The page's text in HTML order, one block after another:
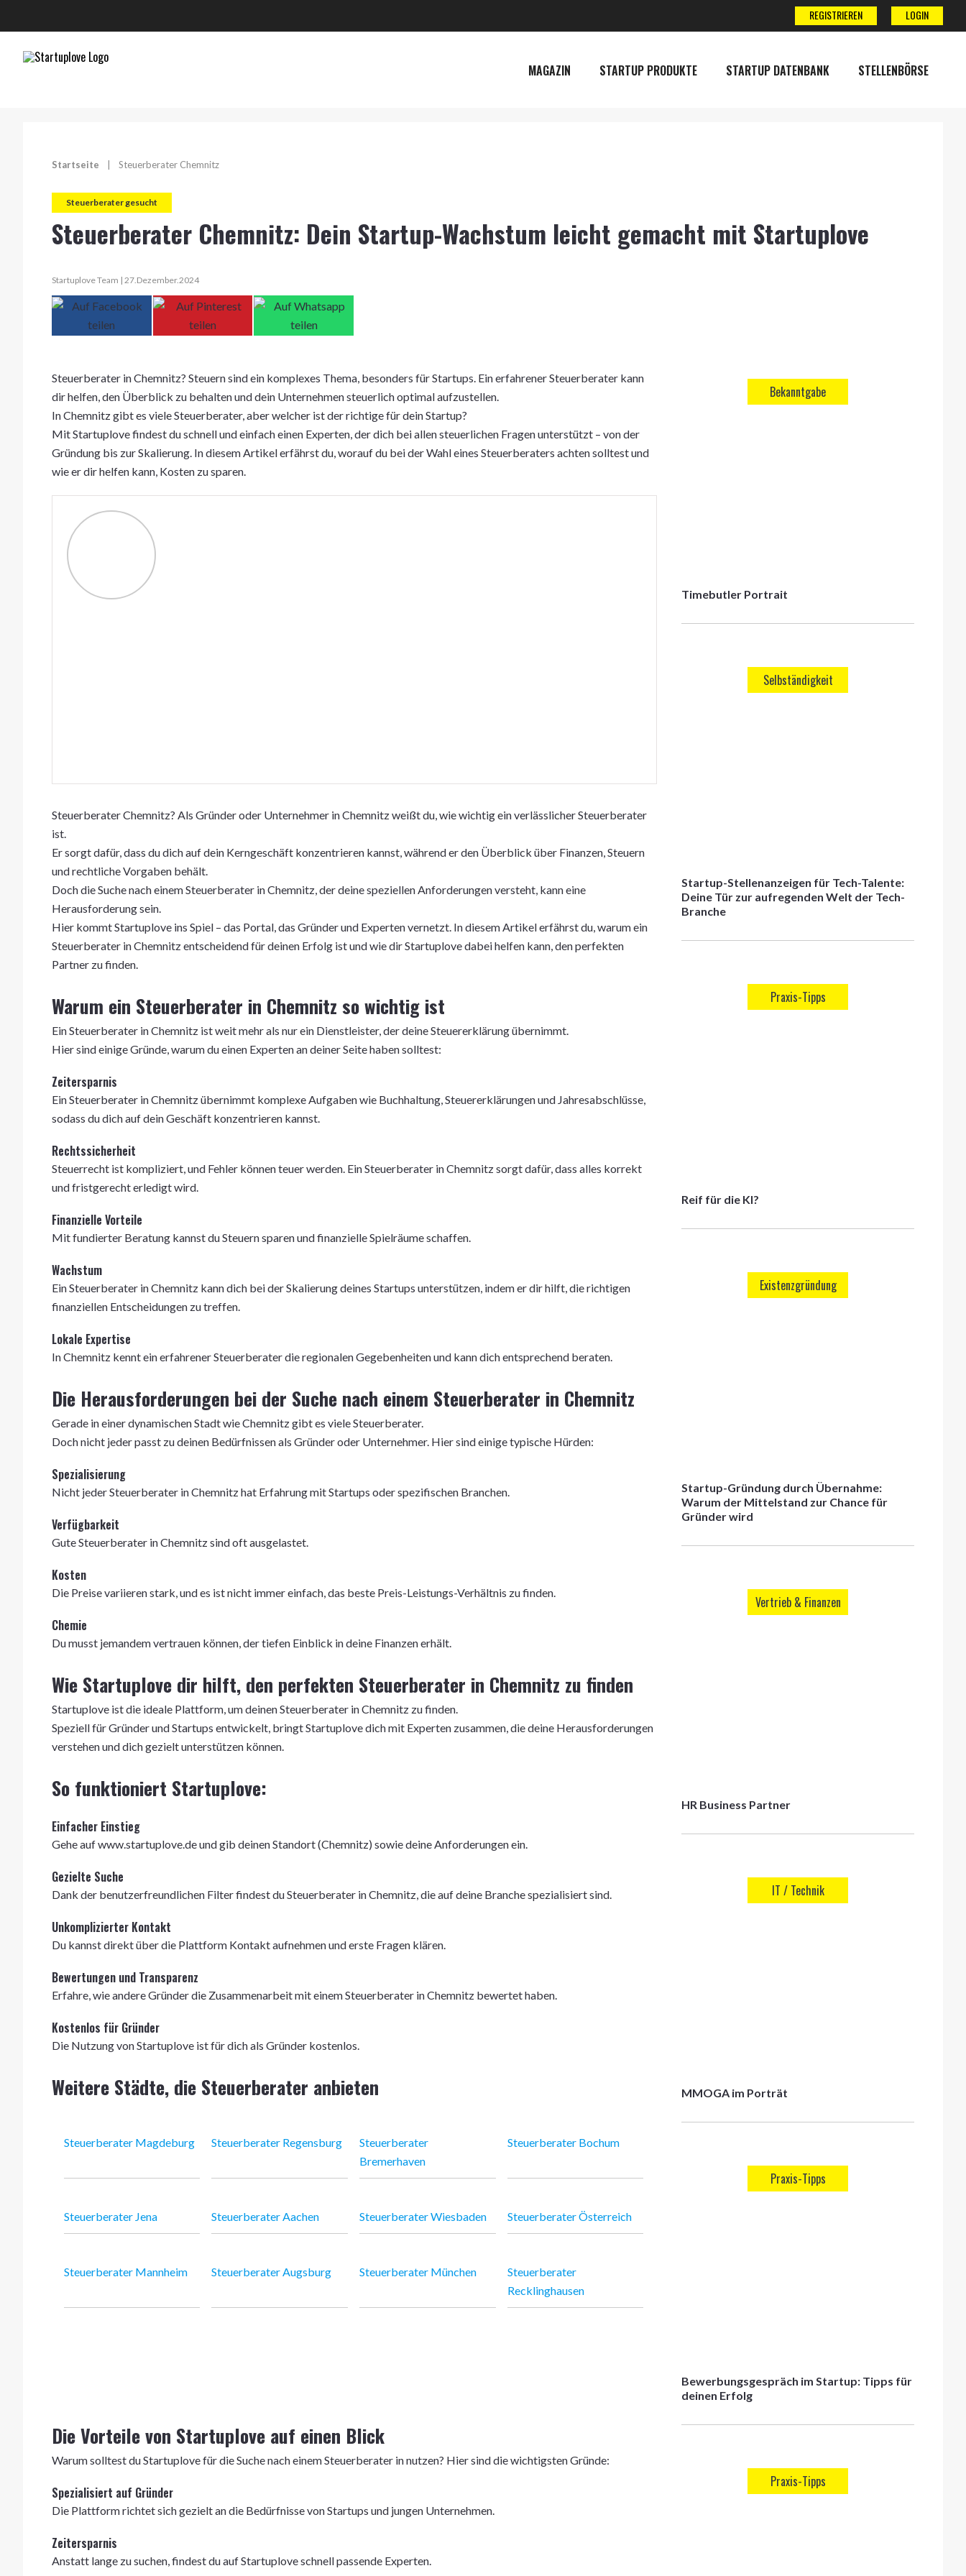
LOGIN
REGISTRIEREN
MAGAZIN STARTUP PRODUKTE STARTUP DATENBANK STELLENBÖRSE
Startseite Steuerberater Chemnitz
Steuerberater gesucht
Steuerberater Chemnitz: Dein Startup-Wachstum leicht gemacht mit Startuplove
Startuplove Team | 27.Dezember.2024
Steuerberater in Chemnitz? Steuern sind ein komplexes Thema, besonders für Startups. Ein erfahrener Steuerberater kann
dir helfen, den Überblick zu behalten und dein Unternehmen steuerlich optimal aufzustellen.
In Chemnitz gibt es viele Steuerberater, aber welcher ist der richtige für dein Startup?
Mit Startuplove findest du schnell und einfach einen Experten, der dich bei allen steuerlichen Fragen unterstützt – von der
Gründung bis zur Skalierung. In diesem Artikel erfährst du, worauf du bei der Wahl eines Steuerberaters achten solltest und
wie er dir helfen kann, Kosten zu sparen.
Steuerberater Chemnitz? Als Gründer oder Unternehmer in Chemnitz weißt du, wie wichtig ein verlässlicher Steuerberater
ist.
Er sorgt dafür, dass du dich auf dein Kerngeschäft konzentrieren kannst, während er den Überblick über Finanzen, Steuern
und rechtliche Vorgaben behält.
Doch die Suche nach einem Steuerberater in Chemnitz, der deine speziellen Anforderungen versteht, kann eine
Herausforderung sein.
Hier kommt Startuplove ins Spiel – das Portal, das Gründer und Experten vernetzt. In diesem Artikel erfährst du, warum ein
Steuerberater in Chemnitz entscheidend für deinen Erfolg ist und wie dir Startuplove dabei helfen kann, den perfekten
Partner zu finden.
Warum ein Steuerberater in Chemnitz so wichtig ist
Ein Steuerberater in Chemnitz ist weit mehr als nur ein Dienstleister, der deine Steuererklärung übernimmt.
Hier sind einige Gründe, warum du einen Experten an deiner Seite haben solltest:
Zeitersparnis
Ein Steuerberater in Chemnitz übernimmt komplexe Aufgaben wie Buchhaltung, Steuererklärungen und Jahresabschlüsse,
sodass du dich auf dein Geschäft konzentrieren kannst.
Rechtssicherheit
Steuerrecht ist kompliziert, und Fehler können teuer werden. Ein Steuerberater in Chemnitz sorgt dafür, dass alles korrekt
und fristgerecht erledigt wird.
Finanzielle Vorteile
Mit fundierter Beratung kannst du Steuern sparen und finanzielle Spielräume schaffen.
Wachstum
Ein Steuerberater in Chemnitz kann dich bei der Skalierung deines Startups unterstützen, indem er dir hilft, die richtigen
finanziellen Entscheidungen zu treffen.
Lokale Expertise
In Chemnitz kennt ein erfahrener Steuerberater die regionalen Gegebenheiten und kann dich entsprechend beraten.
Die Herausforderungen bei der Suche nach einem Steuerberater in Chemnitz
Gerade in einer dynamischen Stadt wie Chemnitz gibt es viele Steuerberater.
Doch nicht jeder passt zu deinen Bedürfnissen als Gründer oder Unternehmer. Hier sind einige typische Hürden:
Spezialisierung
Nicht jeder Steuerberater in Chemnitz hat Erfahrung mit Startups oder spezifischen Branchen.
Verfügbarkeit
Gute Steuerberater in Chemnitz sind oft ausgelastet.
Kosten
Die Preise variieren stark, und es ist nicht immer einfach, das beste Preis-Leistungs-Verhältnis zu finden.
Chemie
Du musst jemandem vertrauen können, der tiefen Einblick in deine Finanzen erhält.
Wie Startuplove dir hilft, den perfekten Steuerberater in Chemnitz zu finden
Startuplove ist die ideale Plattform, um deinen Steuerberater in Chemnitz zu finden.
Speziell für Gründer und Startups entwickelt, bringt Startuplove dich mit Experten zusammen, die deine Herausforderungen
verstehen und dich gezielt unterstützen können.
So funktioniert Startuplove:
Einfacher Einstieg
Gehe auf www.startuplove.de und gib deinen Standort (Chemnitz) sowie deine Anforderungen ein.
Gezielte Suche
Dank der benutzerfreundlichen Filter findest du Steuerberater in Chemnitz, die auf deine Branche spezialisiert sind.
Unkomplizierter Kontakt
Du kannst direkt über die Plattform Kontakt aufnehmen und erste Fragen klären.
Bewertungen und Transparenz
Erfahre, wie andere Gründer die Zusammenarbeit mit einem Steuerberater in Chemnitz bewertet haben.
Kostenlos für Gründer
Die Nutzung von Startuplove ist für dich als Gründer kostenlos.
Weitere Städte, die Steuerberater anbieten
Steuerberater Magdeburg Steuerberater Regensburg
Steuerberater
Bremerhaven
Steuerberater Bochum
Steuerberater Jena Steuerberater Aachen Steuerberater Wiesbaden Steuerberater Österreich
Steuerberater Mannheim Steuerberater Augsburg Steuerberater München
Steuerberater
Recklinghausen
Die Vorteile von Startuplove auf einen Blick
Warum solltest du Startuplove für die Suche nach einem Steuerberater in nutzen? Hier sind die wichtigsten Gründe:
Spezialisiert auf Gründer
Die Plattform richtet sich gezielt an die Bedürfnisse von Startups und jungen Unternehmen.
Zeitersparnis
Anstatt lange zu suchen, findest du auf Startuplove schnell passende Experten.
Bekanntgabe
Timebutler Portrait
Selbständigkeit
Startup-Stellenanzeigen für Tech-Talente:
Deine Tür zur aufregenden Welt der Tech-
Branche
Praxis-Tipps
Reif für die KI?
Existenzgründung
Startup-Gründung durch Übernahme:
Warum der Mittelstand zur Chance für
Gründer wird
Vertrieb & Finanzen
HR Business Partner
IT / Technik
MMOGA im Porträt
Praxis-Tipps
Bewerbungsgespräch im Startup: Tipps für
deinen Erfolg
Praxis-Tipps